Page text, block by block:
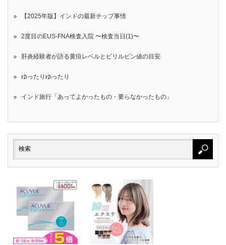
【2025年版】インドの最新チップ事情
2度目のEUS-FNA検査入院 〜検査当日(1)〜
肝炎経験者が語る黄疸レベルとビリルビン値の目安
ゆったりゆったり
インド旅行「あってよかったもの・要らなかったもの」